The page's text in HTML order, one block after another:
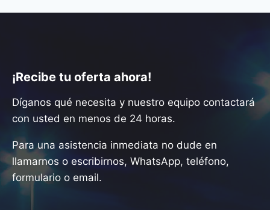
¡Recibe tu oferta ahora!
Díganos qué necesita y nuestro equipo contactará
con usted en menos de 24 horas.
Para una asistencia inmediata no dude en
llamarnos o escribirnos, WhatsApp, teléfono,
formulario o email.